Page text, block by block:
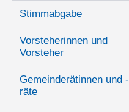
Stimmabgabe
Vorsteherinnen und
Vorsteher
Gemeinderätinnen und -
räte